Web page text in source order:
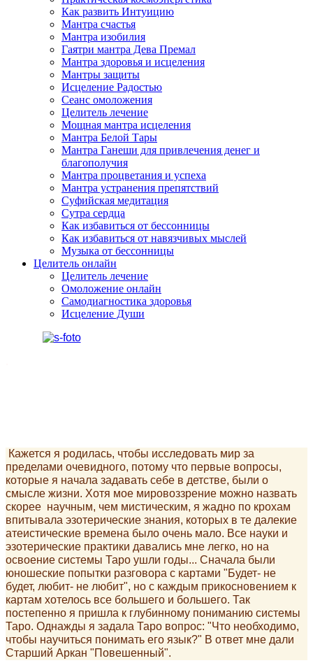
Как развить Интуицию
Мантра счастья
Мантра изобилия
Гаятри мантра Дева Премал
Мантра здоровья и исцеления
Мантры защиты
Исцеление Радостью
Сеанс омоложения
Целитель лечение
Мощная мантра исцеления
Мантра Белой Тары
Мантра Ганеши для привлечения денег и
благополучия
Мантра процветания и успеха
Мантра устранения препятствий
Суфийская медитация
Сутра сердца
Как избавиться от бессонницы
Как избавиться от навязчивых мыслей
Музыка от бессонницы
Целитель онлайн
Целитель лечение
Омоложение онлайн
Самодиагностика здоровья
Исцеление Души
Кажется я родилась, чтобы исследовать мир за
пределами очевидного, потому что первые вопросы,
которые я начала задавать себе в детстве, были о
смысле жизни. Хотя мое мировоззрение можно назвать
скорее научным, чем мистическим, я жадно по крохам
впитывала эзотерические знания, которых в те далекие
атеистические времена было очень мало. Все науки и
эзотерические практики давались мне легко, но на
освоение системы Таро ушли годы... Сначала были
юношеские попытки разговора с картами "Будет- не
будет, любит- не любит", но с каждым прикосновением к
картам хотелось все большего и большего. Так
постепенно я пришла к глубинному пониманию системы
Таро. Однажды я задала Таро вопрос: "Что необходимо,
чтобы научиться понимать его язык?" В ответ мне дали
Старший Аркан "Повешенный".